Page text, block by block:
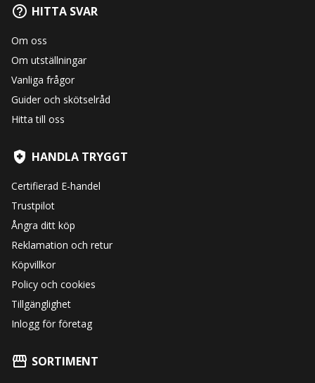
HITTA SVAR
Om oss
Om utställningar
Vanliga frågor
Guider och skötselråd
Hitta till oss
HANDLA TRYGGT
Certifierad E-handel
Trustpilot
Ångra ditt köp
Reklamation och retur
Köpvillkor
Policy och cookies
Tillgänglighet
Inlogg för företag
SORTIMENT